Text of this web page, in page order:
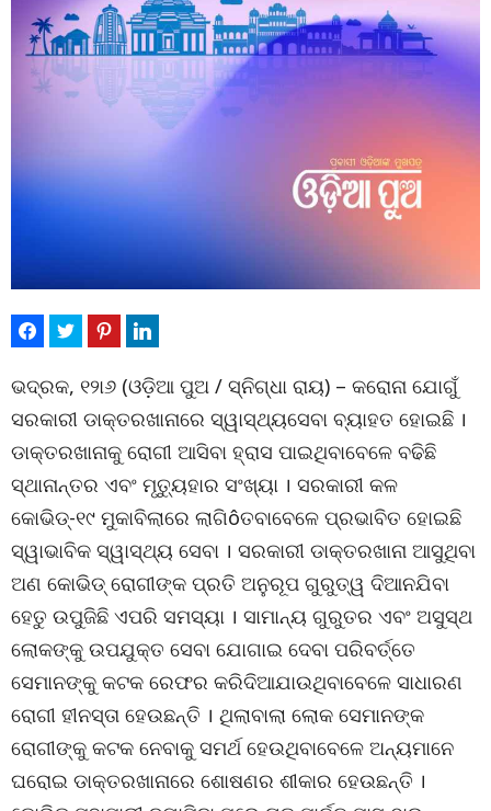
ଭଦ୍ରକ, ୧୨ା୬ (ଓଡ଼ିଆ ପୁଅ / ସ୍ନିଗ୍ଧା ରାୟ) – କରୋନା ଯୋଗୁଁ
ସରକାରୀ ଡାକ୍ତରଖାନାରେ ସ୍ୱାସ୍ଥ୍ୟସେବା ବ୍ୟାହତ ହୋଇଛି ।
ଡାକ୍ତରଖାନାକୁ ରୋଗୀ ଆସିବା ହ୍ରାସ ପାଇଥିବାବେଳେ ବଢିଛି
ସ୍ଥାନାନ୍ତର ଏବଂ ମୃତ୍ୟୁହାର ସଂଖ୍ୟା । ସରକାରୀ କଳ
କୋଭିଡ୍‌-୧୯ ମୁକାବିଲାରେ ଲାଗିôତବାବେଳେ ପ୍ରଭାବିତ ହୋଇଛି
ସ୍ୱାଭାବିକ ସ୍ୱାସ୍ଥ୍ୟ ସେବା । ସରକାରୀ ଡାକ୍ତରଖାନା ଆସୁଥିବା
ଅଣ କୋଭିଡ୍ ରୋଗୀଙ୍କ ପ୍ରତି ଅନୁରୂପ ଗୁରୁତ୍ୱ ଦିଆନଯିବା
ହେତୁ ଉପୁଜିଛି ଏପରି ସମସ୍ୟା । ସାମାନ୍ୟ ଗୁରୁତର ଏବଂ ଅସୁସ୍ଥ
ଲୋକଙ୍କୁ ଉପଯୁକ୍ତ ସେବା ଯୋଗାଇ ଦେବା ପରିବର୍ତ୍ତେ
ସେମାନଙ୍କୁ କଟକ ରେଫର କରିଦିଆଯାଉଥିବାବେଳେ ସାଧାରଣ
ରୋଗୀ ହୀନସ୍ତା ହେଉଛନ୍ତି । ଥିଲାବାଲା ଲୋକ ସେମାନଙ୍କ
ରୋଗୀଙ୍କୁ କଟକ ନେବାକୁ ସମର୍ଥ ହେଉଥିବାବେଳେ ଅନ୍ୟମାନେ
ଘରୋଇ ଡାକ୍ତରଖାନାରେ ଶୋଷଣର ଶୀକାର ହେଉଛନ୍ତି ।